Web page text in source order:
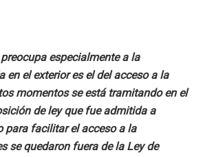
especialmente a la
en el exterior es el del acceso a la
momentos se está tramitando en el
de ley que fue admitida a
para facilitar el acceso a la
se quedaron fuera de la Ley de